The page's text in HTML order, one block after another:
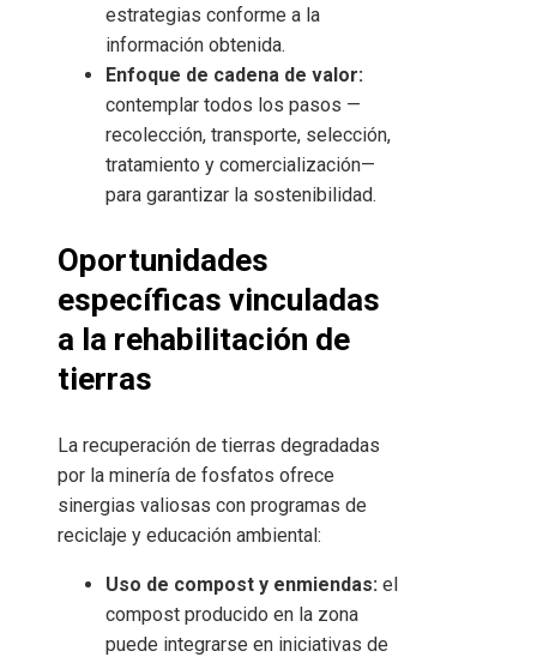
estrategias conforme a la
información obtenida.
Enfoque de cadena de valor:
contemplar todos los pasos —
recolección, transporte, selección,
tratamiento y comercialización—
para garantizar la sostenibilidad.
Oportunidades
específicas vinculadas
a la rehabilitación de
tierras
La recuperación de tierras degradadas
por la minería de fosfatos ofrece
sinergias valiosas con programas de
reciclaje y educación ambiental:
Uso de compost y enmiendas: el
compost producido en la zona
puede integrarse en iniciativas de